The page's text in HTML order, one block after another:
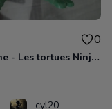
0
Figurine - Les tortues Ninja - Raphael
cyl20